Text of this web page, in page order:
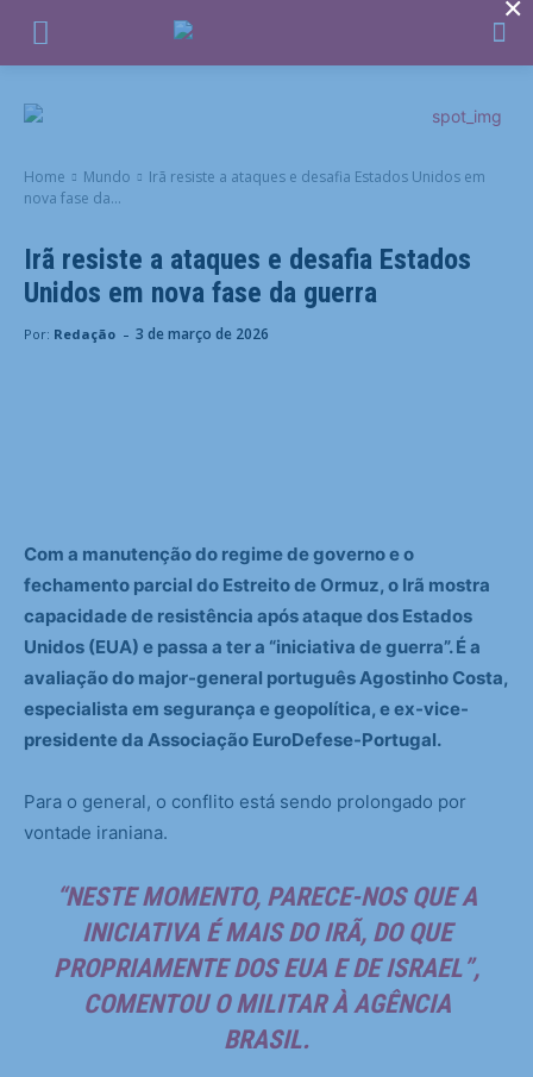
Home Mundo
Irã resiste a ataques e desafia Estados Unidos em
nova fase da...
Irã resiste a ataques e desafia Estados
Unidos em nova fase da guerra
Por: Redação - 3 de março de 2026
Com a manutenção do regime de governo e o
fechamento parcial do Estreito de Ormuz, o Irã mostra
capacidade de resistência após ataque dos Estados
Unidos (EUA) e passa a ter a “iniciativa de guerra”. É a
avaliação do major-general português Agostinho Costa,
especialista em segurança e geopolítica, e ex-vice-
presidente da Associação EuroDefese-Portugal.
Para o general, o conflito está sendo prolongado por
vontade iraniana.
“NESTE MOMENTO, PARECE-NOS QUE A
INICIATIVA É MAIS DO IRÃ, DO QUE
PROPRIAMENTE DOS EUA E DE ISRAEL”,
COMENTOU O MILITAR À AGÊNCIA
BRASIL.